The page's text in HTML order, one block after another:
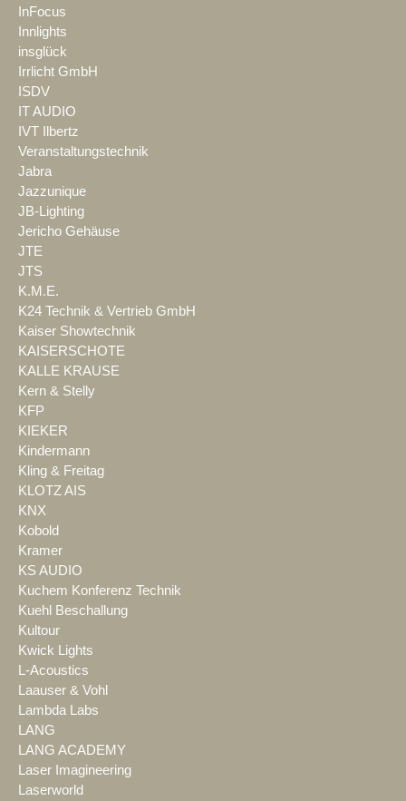
InFocus
Innlights
insglück
Irrlicht GmbH
ISDV
IT AUDIO
IVT Ilbertz
Veranstaltungstechnik
Jabra
Jazzunique
JB-Lighting
Jericho Gehäuse
JTE
JTS
K.M.E.
K24 Technik & Vertrieb GmbH
Kaiser Showtechnik
KAISERSCHOTE
KALLE KRAUSE
Kern & Stelly
KFP
KIEKER
Kindermann
Kling & Freitag
KLOTZ AIS
KNX
Kobold
Kramer
KS AUDIO
Kuchem Konferenz Technik
Kuehl Beschallung
Kultour
Kwick Lights
L-Acoustics
Laauser & Vohl
Lambda Labs
LANG
LANG ACADEMY
Laser Imagineering
Laserworld